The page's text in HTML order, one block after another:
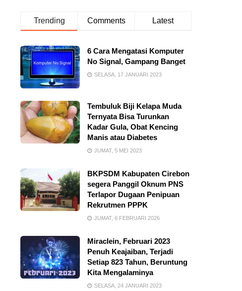
Trending Comments Latest
6 Cara Mengatasi Komputer
No Signal, Gampang Banget
SELASA, 17 JANUARI 2023
Tembuluk Biji Kelapa Muda
Ternyata Bisa Turunkan
Kadar Gula, Obat Kencing
Manis atau Diabetes
JUMAT, 5 MEI 2023
BKPSDM Kabupaten Cirebon
segera Panggil Oknum PNS
Terlapor Dugaan Penipuan
Rekrutmen PPPK
JUMAT, 6 FEBRUARI 2026
Miraclein, Februari 2023
Penuh Keajaiban, Terjadi
Setiap 823 Tahun, Beruntung
Kita Mengalaminya
SELASA, 24 JANUARI 2023